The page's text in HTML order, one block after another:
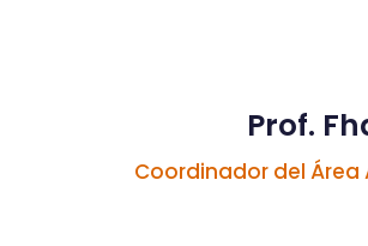
Prof.
Coordinador del